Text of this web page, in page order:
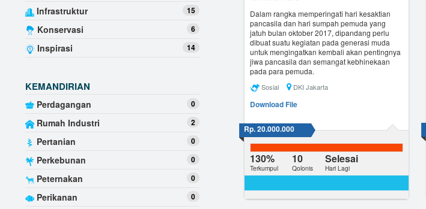
Infrastruktur 15
Konservasi 6
Inspirasi 14
KEMANDIRIAN
Perdagangan 0
Rumah Industri 2
Pertanian 0
Perkebunan 0
Peternakan 0
Perikanan 0
Dalam rangka memperingati hari kesaktian
pancasila dan hari sumpah pemuda yang
jatuh bulan oktober 2017, dipandang perlu
dibuat suatu kegiatan pada generasi muda
untuk mengingatkan kembali akan pentingnya
jiwa pancasila dan semangat kebhinekaan
pada para pemuda.
Sosial DKI Jakarta
Download File
Rp. 20.000.000
130% 10 Selesai
Terkumpul Qolonis Hari Lagi